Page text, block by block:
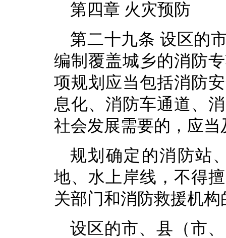
第四章 火灾预防
第二十九条 设区的
编制覆盖城乡的消防
项规划应当包括消防
息化、消防车通道、
社会发展需要的，应当
规划确定的消防站
地、水上岸线，不得
关部门和消防救援机构
设区的市、县（市